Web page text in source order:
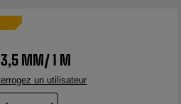
3,5 MM/ 1 M
un utilisateur